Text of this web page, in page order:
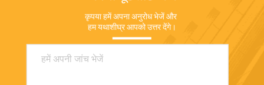
कृपया हमें अपना अनुरोध भेजें और
हम यथाशीघ्र आपको उत्तर देंगे।